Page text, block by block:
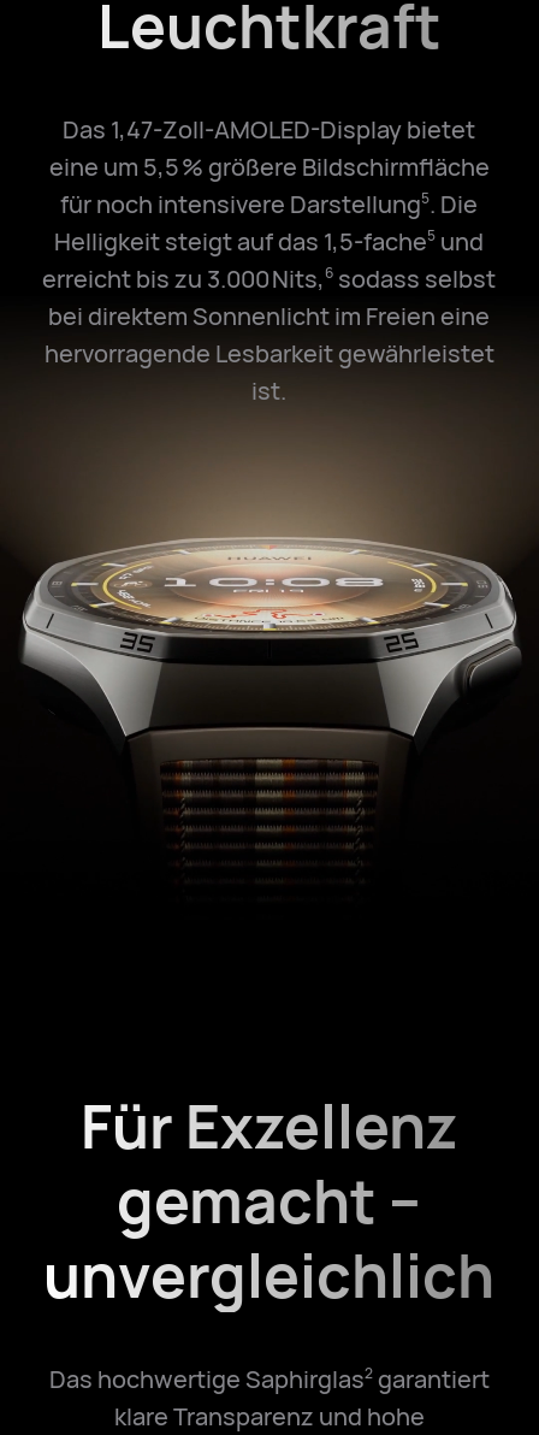
Leuchtkraft
Das 1,47-Zoll-AMOLED-Display bietet
eine um 5,5 % größere Bildschirmfläche
für noch intensivere Darstellung5. Die
Helligkeit steigt auf das 1,5-fache5 und
erreicht bis zu 3.000 Nits,6 sodass selbst
bei direktem Sonnenlicht im Freien eine
hervorragende Lesbarkeit gewährleistet
ist.
Für Exzellenz
gemacht –
unvergleichlich
Das hochwertige Saphirglas2garantiert
klare Transparenz und hohe